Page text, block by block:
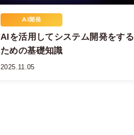
AI開発
AIを活用してシステム開発をする
ための基礎知識
2025.11.05